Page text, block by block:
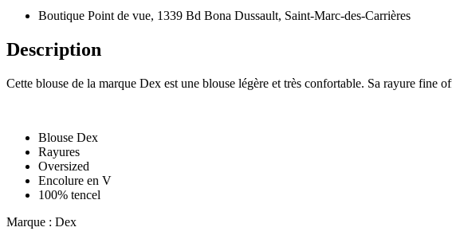
Boutique Point de vue, 1339 Bd Bona Dussault, Saint-Marc-des-Carrières
Description
Cette blouse de la marque Dex est une blouse légère et très confortable. Sa rayure fine
Blouse Dex
Rayures
Oversized
Encolure en V
100% tencel
Marque : Dex